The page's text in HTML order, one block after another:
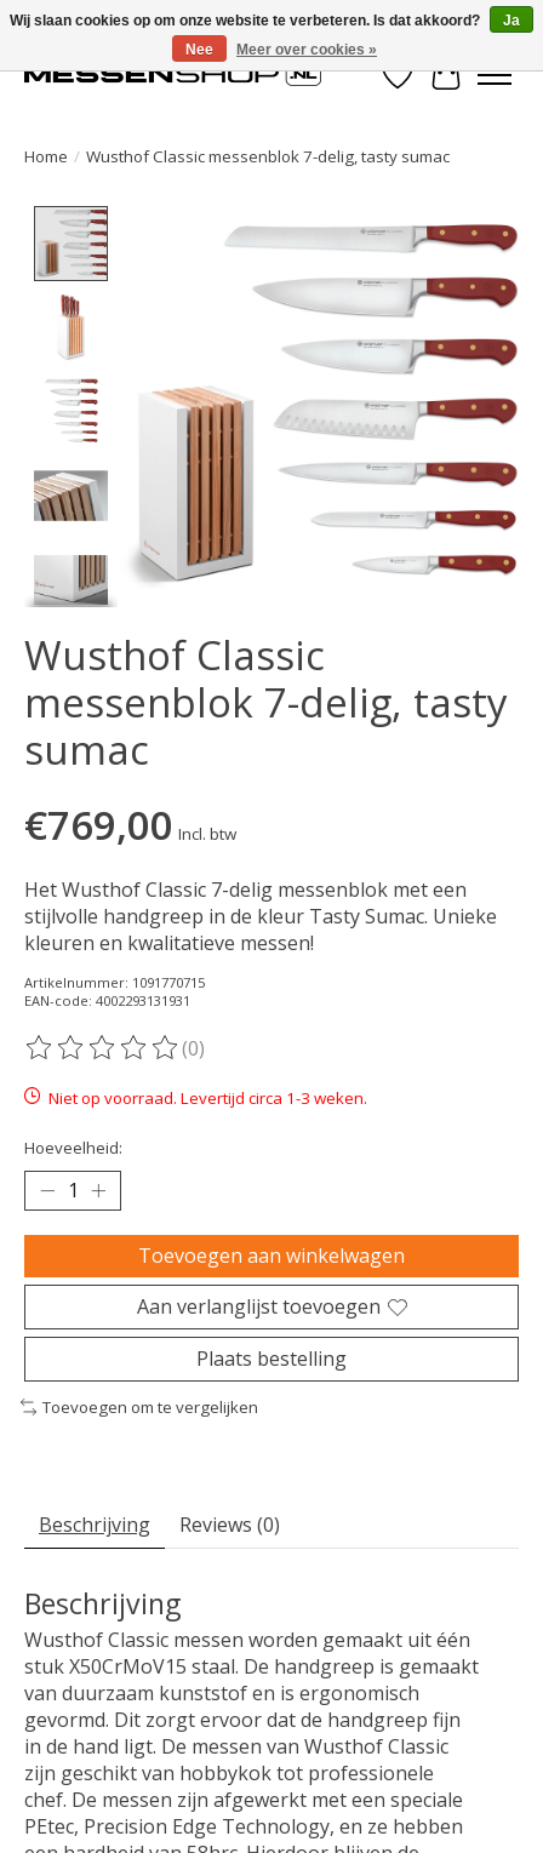
Verlanglijst
Home / Wusthof Classic messenblok 7-delig, tasty sumac
Wusthof Classic
messenblok 7-delig, tasty
sumac
€769,00 Incl. btw
Het Wusthof Classic 7-delig messenblok met een
stijlvolle handgreep in de kleur Tasty Sumac. Unieke
kleuren en kwalitatieve messen!
Artikelnummer: 1091770715
EAN-code: 4002293131931
De beoordeling van dit product is
(0)
Niet op voorraad. Levertijd circa 1-3 weken.
Hoeveelheid:
Toevoegen aan winkelwagen
Aan verlanglijst toevoegen
Plaats bestelling
Toevoegen om te vergelijken
Beschrijving Reviews (0)
Beschrijving
Wusthof Classic messen worden gemaakt uit één
stuk X50CrMoV15 staal. De handgreep is gemaakt
van duurzaam kunststof en is ergonomisch
gevormd. Dit zorgt ervoor dat de handgreep fijn
in de hand ligt. De messen van Wusthof Classic
zijn geschikt van hobbykok tot professionele
chef. De messen zijn afgewerkt met een speciale
PEtec, Precision Edge Technology, en ze hebben
Wij slaan cookies op om onze website te verbeteren. Is dat akkoord?
Ja
Nee
Meer over cookies »